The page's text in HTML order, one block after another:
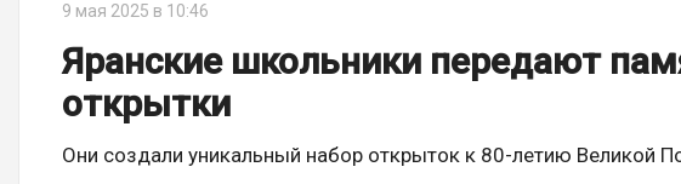
9 мая 2025 в 10:46
Яранские школьники передают
открытки
Они создали уникальный набор открыток к 80-летию Великой